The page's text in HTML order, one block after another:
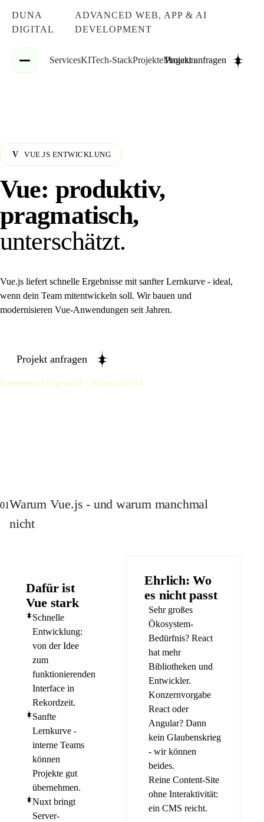
DUNA
DIGITAL
ADVANCED WEB, APP & AI
DEVELOPMENT
ServicesKITech-StackProjekteMagazin
Projekt anfragen
V VUE.JS ENTWICKLUNG
Vue: produktiv,
pragmatisch,
unterschätzt.
Vue.js liefert schnelle Ergebnisse mit sanfter Lernkurve - ideal,
wenn dein Team mitentwickeln soll. Wir bauen und
modernisieren Vue-Anwendungen seit Jahren.
Projekt anfragen
Kostenloses Erstgespräch - Antwort in 24 h.
01Warum Vue.js - und warum manchmal
nicht
Dafür ist
Vue stark
Schnelle
Entwicklung:
von der Idee
zum
funktionierenden
Interface in
Rekordzeit.
Sanfte
Lernkurve -
interne Teams
können
Projekte gut
übernehmen.
Nuxt bringt
Server-
Ehrlich: Wo
es nicht passt
Sehr großes
Ökosystem-
Bedürfnis? React
hat mehr
Bibliotheken und
Entwickler.
Konzernvorgabe
React oder
Angular? Dann
kein Glaubenskrieg
- wir können
beides.
Reine Content-Site
ohne Interaktivität:
ein CMS reicht.